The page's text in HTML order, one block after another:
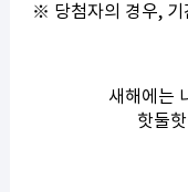
※ 당첨자의 경우, 기
새해에는
핫둘